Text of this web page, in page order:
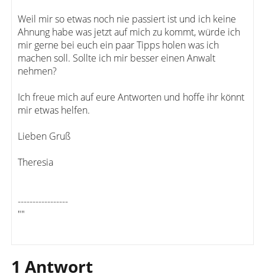
Weil mir so etwas noch nie passiert ist und ich keine
Ahnung habe was jetzt auf mich zu kommt, würde ich
mir gerne bei euch ein paar Tipps holen was ich
machen soll. Sollte ich mir besser einen Anwalt
nehmen?
Ich freue mich auf eure Antworten und hoffe ihr könnt
mir etwas helfen.
Lieben Gruß
Theresia
-----------------
""
1 Antwort